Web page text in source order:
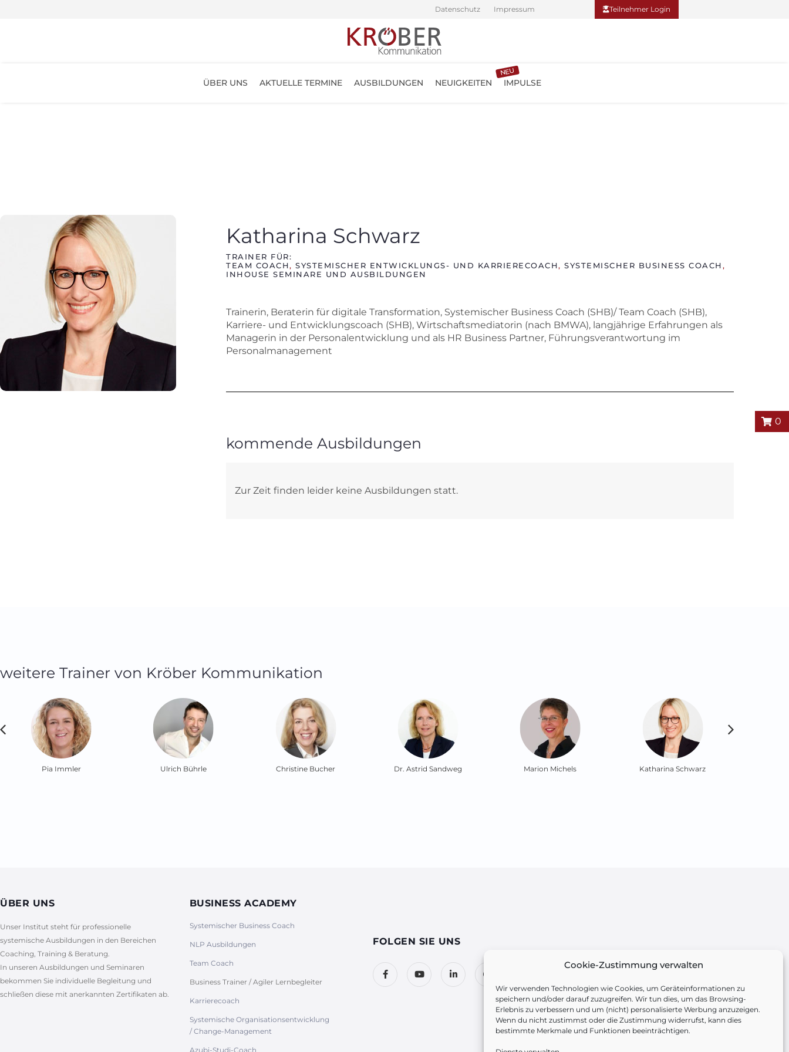
Cookie-Zustimmung verwalten
Wir verwenden Technologien wie Cookies, um Geräteinformationen zu
speichern und/oder darauf zuzugreifen. Wir tun dies, um das Browsing-
Erlebnis zu verbessern und um (nicht) personalisierte Werbung anzuzeigen.
Wenn du nicht zustimmst oder die Zustimmung widerrufst, kann dies
bestimmte Merkmale und Funktionen beeinträchtigen.
Datenschutz Impressum Teilnehmer Login
ÜBER UNS AKTUELLE TERMINE AUSBILDUNGEN NEUIGKEITEN IMPULSE
NEU
0
Katharina Schwarz
TRAINER FÜR:
TEAM COACH, SYSTEMISCHER ENTWICKLUNGS- UND KARRIERECOACH, SYSTEMISCHER BUSINESS COACH ,
INHOUSE SEMINARE UND AUSBILDUNGEN
Trainerin, Beraterin für digitale Transformation, Systemischer Business Coach (SHB)/ Team Coach (SHB),
Karriere- und Entwicklungscoach (SHB), Wirtschaftsmediatorin (nach BMWA), langjährige Erfahrungen als
Managerin in der Personalentwicklung und als HR Business Partner, Führungsverantwortung im
Personalmanagement
kommende Ausbildungen
Zur Zeit finden leider keine Ausbildungen statt.
weitere Trainer von Kröber Kommunikation
Pia Immler Ulrich Bührle Christine Bucher Dr. Astrid Sandweg Marion Michels Katharina Schwarz
ÜBER UNS
Unser Institut steht für professionelle
systemische Ausbildungen in den Bereichen
Coaching, Training & Beratung.
In unseren Ausbildungen und Seminaren
bekommen Sie individuelle Begleitung und
schließen diese mit anerkannten Zertifikaten ab.
BUSINESS ACADEMY
Systemischer Business Coach
NLP Ausbildungen
Team Coach
Business Trainer / Agiler Lernbegleiter
Karrierecoach
Systemische Organisationsentwicklung
/ Change-Management
Azubi-Studi-Coach
FOLGEN SIE UNS